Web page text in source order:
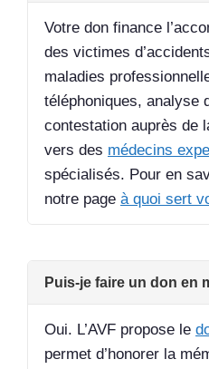
Votre don finance
des victimes
maladies
téléphoniques, analyse
contestation auprès de
vers des médecins
spécialisés. Pour en
notre page à quoi sert
Puis-je faire un don en
Oui. L’AVF propose le
permet d’honorer la